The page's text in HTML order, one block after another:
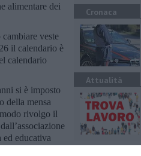
alimentare dei
cambiare veste
il calendario è
calendario
si è imposto
della mensa
rivolgo il
educativa
Cronaca
Attualità